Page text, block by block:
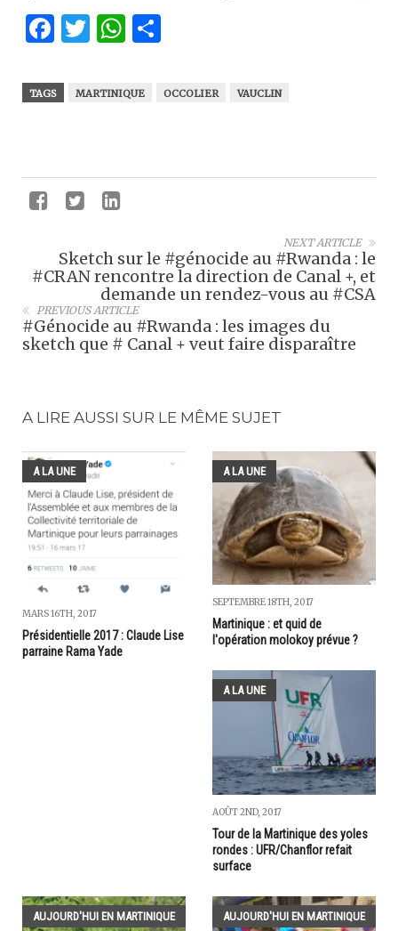
Facebook
Twitter
WhatsApp
TAGS MARTINIQUE OCCOLIER VAUCLIN
NEXT ARTICLE
Sketch sur le #génocide au #Rwanda : le
#CRAN rencontre la direction de Canal +, et
demande un rendez-vous au #CSA
PREVIOUS ARTICLE
#Génocide au #Rwanda : les images du
sketch que # Canal + veut faire disparaître
A LIRE AUSSI SUR LE MÊME SUJET
A LA UNE
MARS 16TH, 2017
Présidentielle 2017 : Claude Lise
parraine Rama Yade
A LA UNE
SEPTEMBRE 18TH, 2017
Martinique : et quid de
l'opération molokoy prévue ?
A LA UNE
AOÛT 2ND, 2017
Tour de la Martinique des yoles
rondes : UFR/Chanflor refait
surface
AUJOURD'HUI EN MARTINIQUE AUJOURD'HUI EN MARTINIQUE